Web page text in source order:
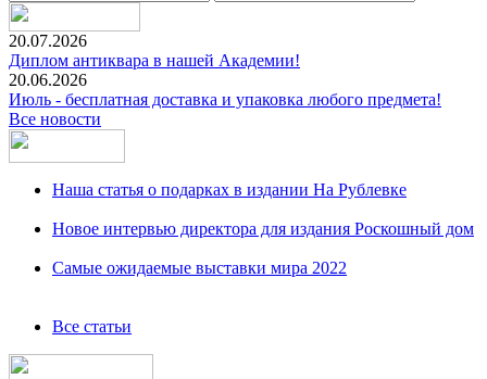
20.07.2026
Диплом антиквара в нашей Академии!
20.06.2026
Июль - бесплатная доставка и упаковка любого предмета!
Все новости
Наша статья о подарках в издании На Рублевке
Новое интервью директора для издания Роскошный дом
Самые ожидаемые выставки мира 2022
Все статьи